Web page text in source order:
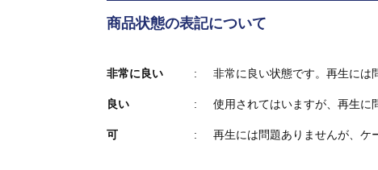
商品状態の表記について
非常に良い 非常に良い状態です。再生には
良い 使用されてはいますが、再生に
可 再生には問題ありませんが、ケ